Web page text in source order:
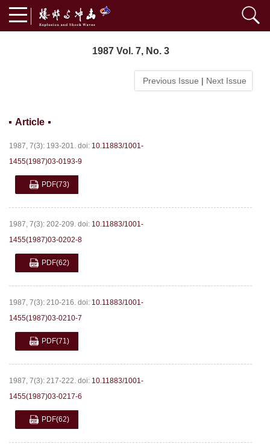
1987 Vol. 7, No. 3
Previous Issue | Next Issue
Article
1987, 7(3): 193-201. doi: 10.11883/1001-
1455(1987)03-0193-9
PDF(73)
1987, 7(3): 202-209. doi: 10.11883/1001-
1455(1987)03-0202-8
PDF(62)
1987, 7(3): 210-216. doi: 10.11883/1001-
1455(1987)03-0210-7
PDF(71)
1987, 7(3): 217-222. doi: 10.11883/1001-
1455(1987)03-0217-6
PDF(62)